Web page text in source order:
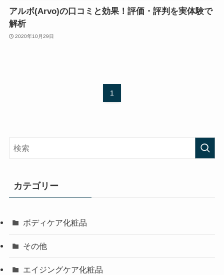
アルボ(Arvo)の口コミと効果！評価・評判を実体験で
解析
2020年10月29日
1
カテゴリー
ボディケア化粧品
その他
エイジングケア化粧品